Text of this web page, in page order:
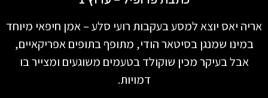
אריה יאס יוצא למסע בעקבות רועי סלע – אמן חיפאי מיוחד
במינו שמנגן בסיטאר הודי, מתופף בתופים אפריקאיים,
אבל בעיקר מכין שוקולד בטעמים משוגעים ומצייר בו
דמויות.